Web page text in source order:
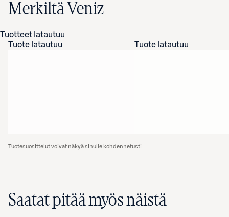
Merkiltä Veniz
Tuotteet latautuu
Tuote latautuu
Tuote latautuu
Tuotesuosittelut voivat näkyä sinulle kohdennetusti
Saatat pitää myös näistä